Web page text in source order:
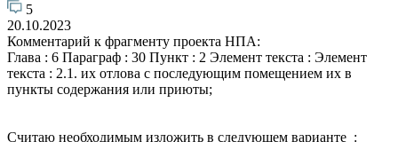
5
20.10.2023
Комментарий к фрагменту проекта НПА:
Глава : 6 Параграф : 30 Пункт : 2 Элемент текста : Элемент
текста : 2.1. их отлова с последующим помещением их в
пункты содержания или приюты;
Считаю необходимым изложить в следующем варианте :